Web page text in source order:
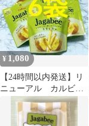
¥ 1,080
【24時間以内発送】リ
ニューアル カルビ
ー じゃがビー うす
しお味6袋 おやつe